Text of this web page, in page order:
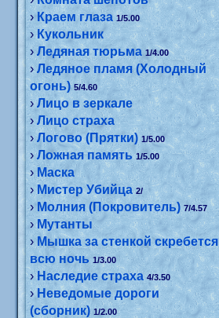
› Краем глаза 1/5.00
›Кукольник
›Ледяная тюрьма 1/4.00
›Ледяное пламя (Холодный
огонь) 5/4.60
›Лицо в зеркале
›Лицо страха
›Логово (Прятки) 1/5.00
›Ложная память 1/5.00
›Маска
›Мистер Убийца 2/
› Молния (Покровитель) 7/4.57
›Мутанты
› Мышка за стенкой скребется
всю ночь 1/3.00
›Наследие страха 4/3.50
› Неведомые дороги
(сборник) 1/2.00